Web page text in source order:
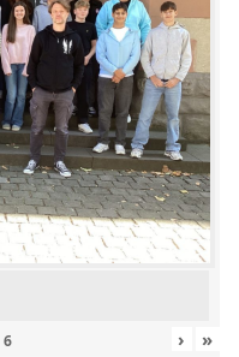
6 › »